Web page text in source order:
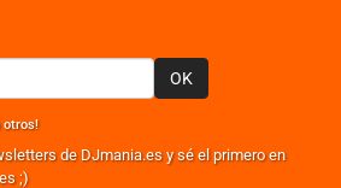
OK
otros!
de DJmania.es y sé el primero en
;)